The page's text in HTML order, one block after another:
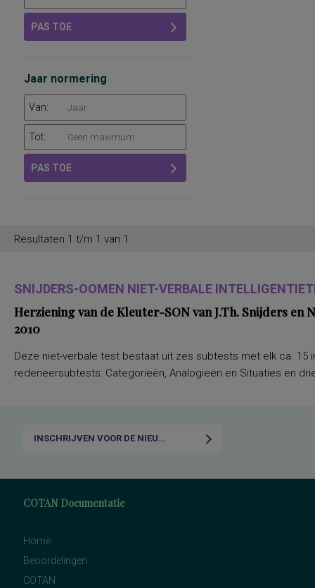
PAS TOE
Jaar normering
Van:
Tot:
PAS TOE
Resultaten 1 t/m 1 van 1
SNIJDERS-OOMEN NIET-VERBALE
Herziening van de Kleuter-SON van J.Th. Snijders en
2010
Deze niet-verbale test bestaat uit zes subtests met elk ca. 15
redeneersubtests: Categorieën, Analogieën en Situaties en
INSCHRIJVEN VOOR DE NIEUWSBRIEF
COTAN Documentatie
Home
Beoordelingen
COTAN